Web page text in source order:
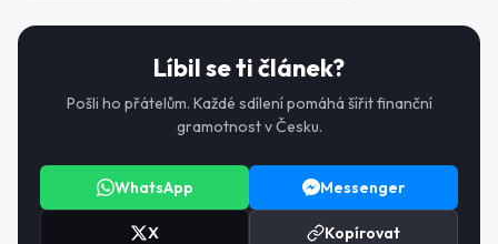
Líbil se ti článek?
Pošli ho přátelům. Každé sdílení pomáhá šířit finanční
gramotnost v Česku.
WhatsApp Messenger
X Kopírovat